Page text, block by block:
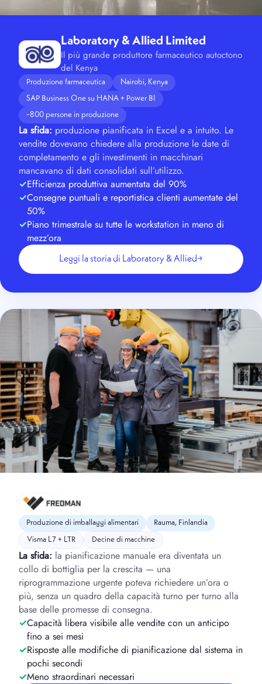
Laboratory & Allied Limited
Il più grande produttore farmaceutico autoctono
del Kenya
Produzione farmaceutica Nairobi, Kenya
SAP Business One su HANA + Power BI
~800 persone in produzione
La sfida: produzione pianificata in Excel e a intuito. Le
vendite dovevano chiedere alla produzione le date di
completamento e gli investimenti in macchinari
mancavano di dati consolidati sull’utilizzo.
Efficienza produttiva aumentata del 90%
Consegne puntuali e reportistica clienti aumentate del
50%
Piano trimestrale su tutte le workstation in meno di
mezz’ora
Leggi la storia di Laboratory & Allied→
Produzione di imballaggi alimentari Rauma, Finlandia
Visma L7 + LTR Decine di macchine
La sfida: la pianificazione manuale era diventata un
collo di bottiglia per la crescita — una
riprogrammazione urgente poteva richiedere un’ora o
più, senza un quadro della capacità turno per turno alla
base delle promesse di consegna.
Capacità libera visibile alle vendite con un anticipo
fino a sei mesi
Risposte alle modifiche di pianificazione dal sistema in
pochi secondi
Meno straordinari necessari